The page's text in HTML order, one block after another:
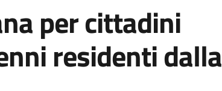
per cittadini
residenti dalla